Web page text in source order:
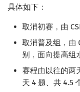
具体如下：
取消初赛，由
取消普及组，由
别，面向提高组
赛程由以往的两
天 4 题、共 4.5